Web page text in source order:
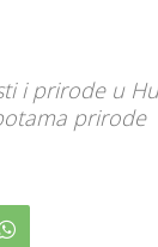
i prirode u
prirode